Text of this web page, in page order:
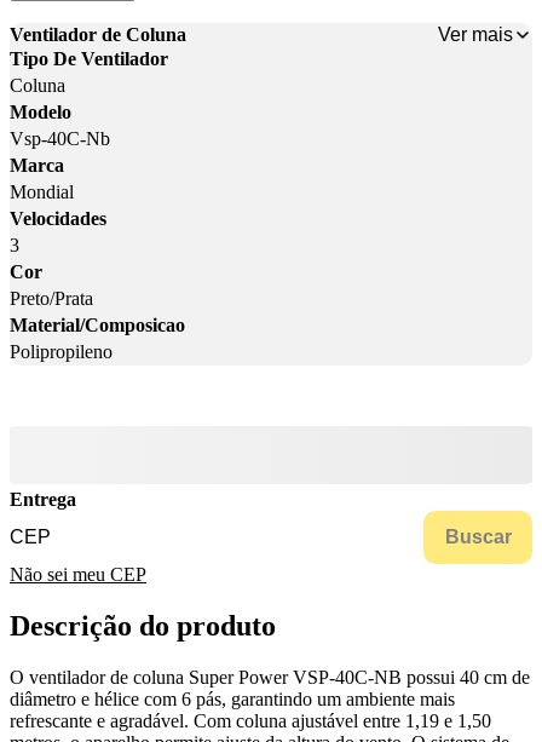
Ventilador de Coluna
Ver mais
Tipo De Ventilador
Coluna
Modelo
Vsp-40C-Nb
Marca
Mondial
Velocidades
3
Cor
Preto/Prata
Material/Composicao
Polipropileno
Entrega
Buscar
Não sei meu CEP
Descrição do produto
O ventilador de coluna Super Power VSP-40C-NB possui 40 cm de
diâmetro e hélice com 6 pás, garantindo um ambiente mais
refrescante e agradável. Com coluna ajustável entre 1,19 e 1,50